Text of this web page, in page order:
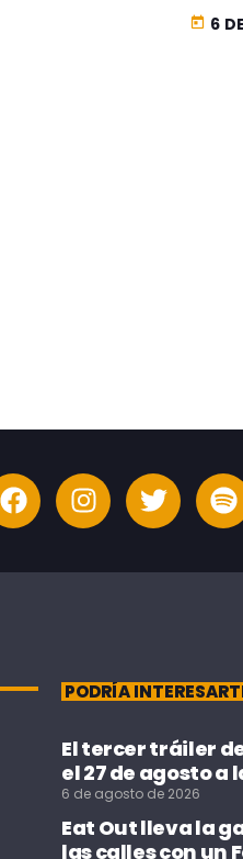
today 6
PODRÍA
El tercer tráiler
el 27 de agosto a
6 de agosto de 2026
Eat Out lleva la
las calles con un